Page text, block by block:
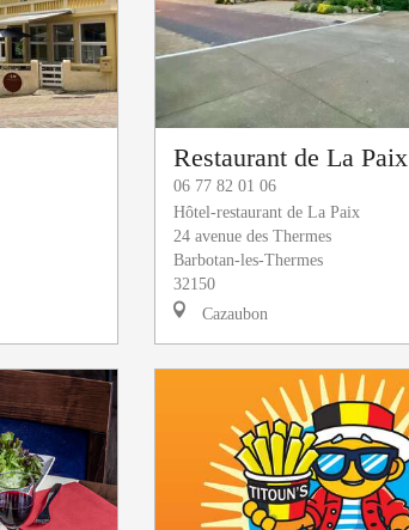
Restaurant de La Paix
06 77 82 01 06
Hôtel-restaurant de La Paix
24 avenue des Thermes
Barbotan-les-Thermes
32150
Cazaubon